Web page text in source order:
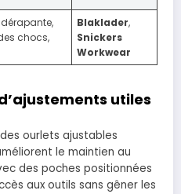
chocs,
Blaklader,
Snickers
Workwear
utiles
ourlets ajustables
le maintien au
des poches positionnées
aux outils sans gêner les